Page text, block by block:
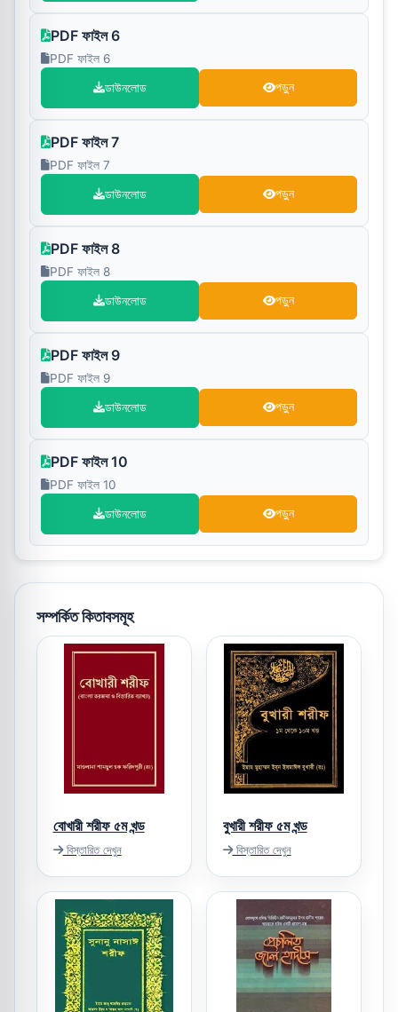
PDF ফাইল 6
PDF ফাইল 6
ডাউনলোড পড়ুন
PDF ফাইল 7
PDF ফাইল 7
ডাউনলোড পড়ুন
PDF ফাইল 8
PDF ফাইল 8
ডাউনলোড পড়ুন
PDF ফাইল 9
PDF ফাইল 9
ডাউনলোড পড়ুন
PDF ফাইল 10
PDF ফাইল 10
ডাউনলোড পড়ুন
সম্পর্কিত কিতাবসমূহ
বোখারী শরীফ ৫ম খন্ড
বিস্তারিত দেখুন
বুখারী শরীফ ৫ম খন্ড
বিস্তারিত দেখুন